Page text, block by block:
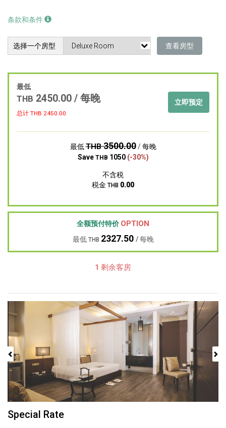
条款和条件
选择一个房型 查看房型
最低
THB 2450.00 / 每晚
总计 THB 2450.00
立即预定
最低THB3500.00/ 每晚
Save THB 1050 (-30%)
不含税
税金 THB 0.00
全额预付特价 OPTION
最低 THB 2327.50 / 每晚
1 剩余客房
Previous Next
Special Rate